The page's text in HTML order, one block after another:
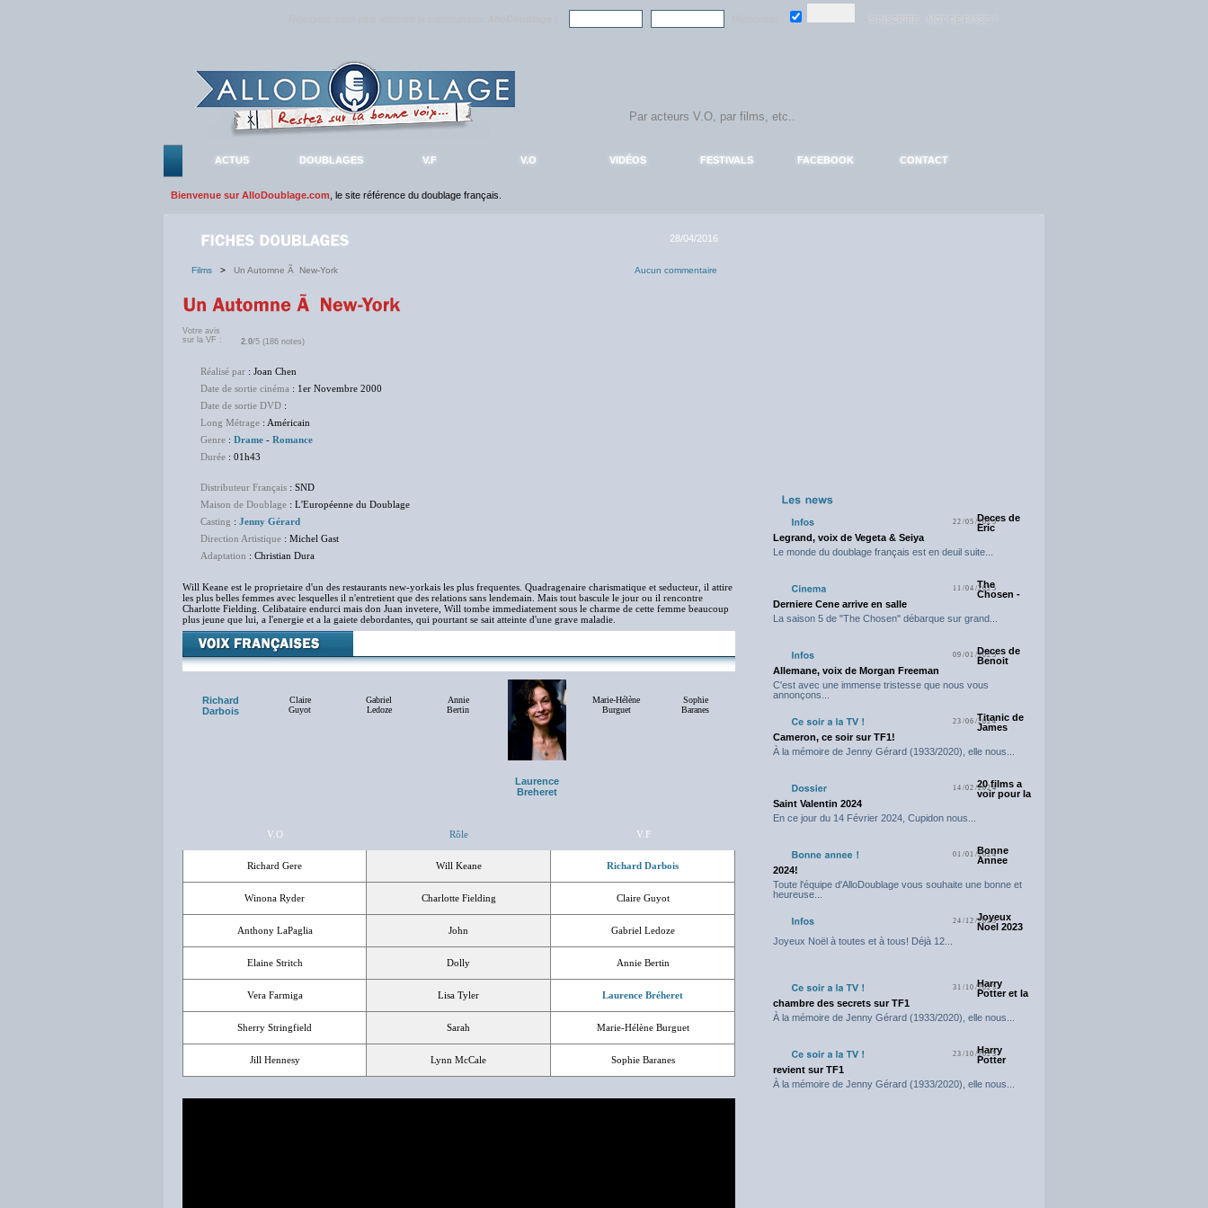
ACTUS DOUBLAGES V.F V.O VIDÉOS FESTIVALS FACEBOOK CONTACT
Bienvenue sur AlloDoublage.com , le site référence du doublage français.
28/04/2016
Films > Un Automne Ã New-York Aucun commentaire
Votre avis
sur la VF :
2.0/5 (186 notes)
Réalisé par : Joan Chen
Date de sortie cinéma : 1er Novembre 2000
Date de sortie DVD :
Long Métrage : Américain
Genre : Drame - Romance
Durée : 01h43
Distributeur Français : SND
Maison de Doublage : L'Européenne du Doublage
Casting : Jenny Gérard
Direction Artistique : Michel Gast
Adaptation : Christian Dura
Will Keane est le proprietaire d'un des restaurants new-yorkais les plus frequentes. Quadragenaire charismatique et seducteur, il attire
les plus belles femmes avec lesquelles il n'entretient que des relations sans lendemain. Mais tout bascule le jour ou il rencontre
Charlotte Fielding. Celibataire endurci mais don Juan invetere, Will tombe immediatement sous le charme de cette femme beaucoup
plus jeune que lui, a l'energie et a la gaiete debordantes, qui pourtant se sait atteinte d'une grave maladie.
Richard
Darbois
Claire
Guyot
Gabriel
Ledoze
Annie
Bertin
Laurence
Breheret
Marie-Hélène
Burguet
Sophie
Baranes
V.O Rôle V.F
Richard Gere Will Keane Richard Darbois
Winona Ryder Charlotte Fielding Claire Guyot
Anthony LaPaglia John Gabriel Ledoze
Elaine Stritch Dolly Annie Bertin
Vera Farmiga Lisa Tyler Laurence Bréheret
Sherry Stringfield Sarah Marie-Hélène Burguet
Jill Hennesy Lynn McCale Sophie Baranes
22/05/2025Deces de
Eric
Legrand, voix de Vegeta & Seiya
Le monde du doublage français est en deuil suite...
11/04/2025
The
Chosen -
Derniere Cene arrive en salle
La saison 5 de "The Chosen" débarque sur grand...
09/01/2025Deces de
Benoit
Allemane, voix de Morgan Freeman
C'est avec une immense tristesse que nous vous
annonçons...
23/06/2024Titanic de
James
Cameron, ce soir sur TF1!
À la mémoire de Jenny Gérard (1933/2020), elle nous...
14/02/202420 films a
voir pour la
Saint Valentin 2024
En ce jour du 14 Février 2024, Cupidon nous...
01/01/2024
Bonne
Annee
2024!
Toute l'équipe d'AlloDoublage vous souhaite une bonne et
heureuse...
24/12/2023
Joyeux
Noel 2023
Joyeux Noël à toutes et à tous! Déjà 12...
31/10/2023
Harry
Potter et la
chambre des secrets sur TF1
À la mémoire de Jenny Gérard (1933/2020), elle nous...
23/10/2023
Harry
Potter
revient sur TF1
À la mémoire de Jenny Gérard (1933/2020), elle nous...